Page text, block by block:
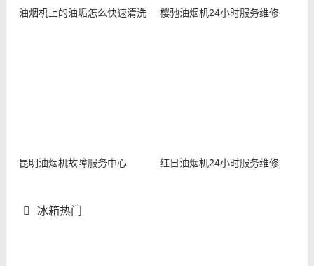
油烟机上的油垢怎么快速清洗 樱驰油烟机24小时服务维修
昆明油烟机故障服务中心 红日油烟机24小时服务维修
冰箱热门